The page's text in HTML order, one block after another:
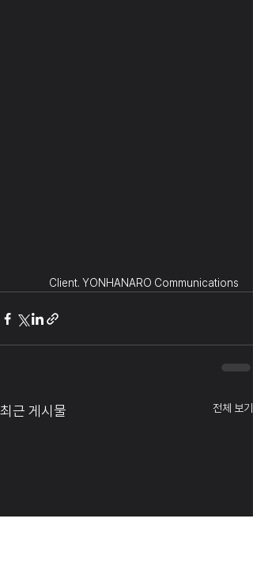
Client. YONHANARO Communications
최근 게시물 전체 보기